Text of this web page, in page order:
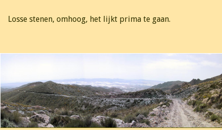
Losse stenen, omhoog, het lijkt prima te gaan.